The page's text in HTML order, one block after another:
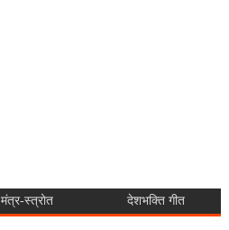
मंत्र-स्त्रोत देशभक्ति गीत